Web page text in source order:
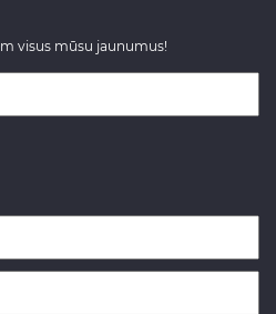
visus mūsu jaunumus!